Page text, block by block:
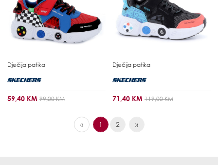
Dječija patika
59,40 KM 99,00 KM
Dječija patika
71,40 KM 119,00 KM
« 1 2 »